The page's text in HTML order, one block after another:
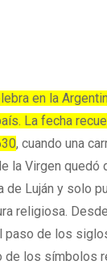
en la
La fecha
, cuando una
la Virgen quedó
de Luján y solo
religiosa.
paso de los
de los símbolos